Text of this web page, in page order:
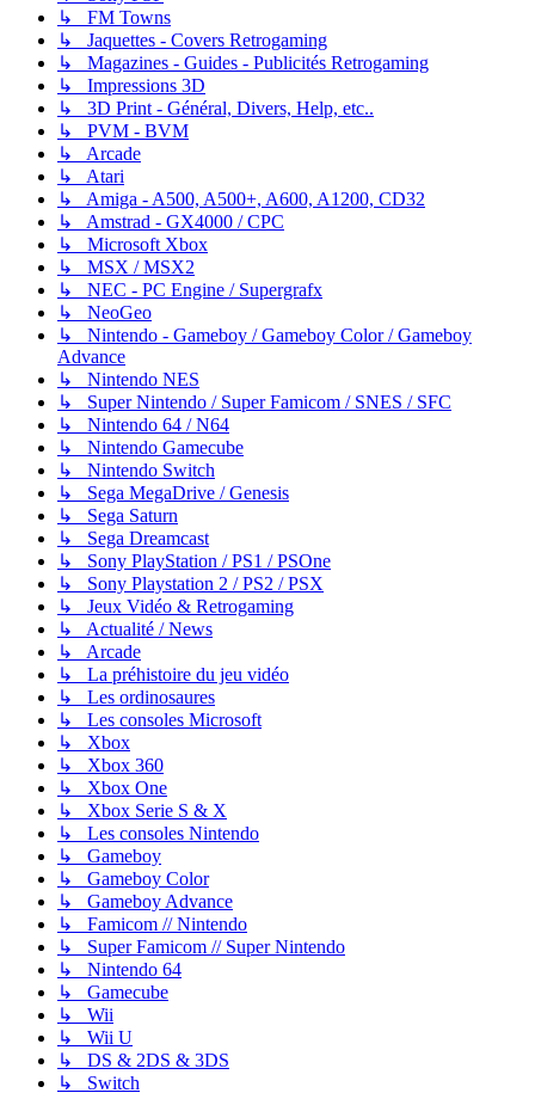
↳ FM Towns
↳ Jaquettes - Covers Retrogaming
↳ Magazines - Guides - Publicités Retrogaming
↳ Impressions 3D
↳ 3D Print - Général, Divers, Help, etc..
↳ PVM - BVM
↳ Arcade
↳ Atari
↳ Amiga - A500, A500+, A600, A1200, CD32
↳ Amstrad - GX4000 / CPC
↳ Microsoft Xbox
↳ MSX / MSX2
↳ NEC - PC Engine / Supergrafx
↳ NeoGeo
↳ Nintendo - Gameboy / Gameboy Color / Gameboy
Advance
↳ Nintendo NES
↳ Super Nintendo / Super Famicom / SNES / SFC
↳ Nintendo 64 / N64
↳ Nintendo Gamecube
↳ Nintendo Switch
↳ Sega MegaDrive / Genesis
↳ Sega Saturn
↳ Sega Dreamcast
↳ Sony PlayStation / PS1 / PSOne
↳ Sony Playstation 2 / PS2 / PSX
↳ Jeux Vidéo & Retrogaming
↳ Actualité / News
↳ Arcade
↳ La préhistoire du jeu vidéo
↳ Les ordinosaures
↳ Les consoles Microsoft
↳ Xbox
↳ Xbox 360
↳ Xbox One
↳ Xbox Serie S & X
↳ Les consoles Nintendo
↳ Gameboy
↳ Gameboy Color
↳ Gameboy Advance
↳ Famicom // Nintendo
↳ Super Famicom // Super Nintendo
↳ Nintendo 64
↳ Gamecube
↳ Wii
↳ Wii U
↳ DS & 2DS & 3DS
↳ Switch